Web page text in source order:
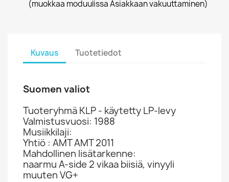
(muokkaa moduulissa Asiakkaan vakuuttaminen)
Kuvaus Tuotetiedot
Suomen valiot
Tuoteryhmä KLP - käytetty LP-levy
Valmistusvuosi: 1988
Musiikkilaji:
Yhtiö : AMT AMT 2011
Mahdollinen lisätarkenne:
naarmu A-side 2 vikaa biisiä, vinyyli
muuten VG+